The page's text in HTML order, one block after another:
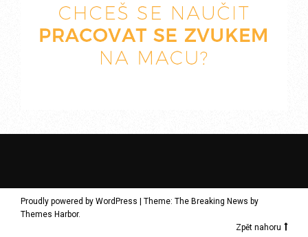
Proudly powered by WordPress
Theme: The Breaking News by
Themes Harbor.
Zpět nahoru